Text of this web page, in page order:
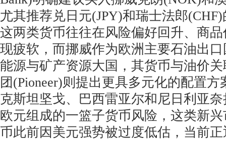
尤其推荐兑日元(JPY)和瑞士法郎
这两类货币往往在风险偏好回升、商
现疲软，而挪威作为欧洲主要石油出
能源与矿产资源大国，其货币与油价
团(Pioneer)则提出更具多元化的配置
克斯坦坚戈、巴西雷亚尔和尼日利亚
欧元组成的一篮子货币风险，这类新
币此前因美元强势被过度低估，当前